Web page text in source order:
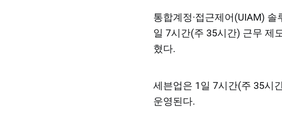
통합계정·접근제어(UIAM)
일 7시간(주 35시간) 근무 제
혔다.
세븐업은 1일 7시간(주 35시
운영된다.